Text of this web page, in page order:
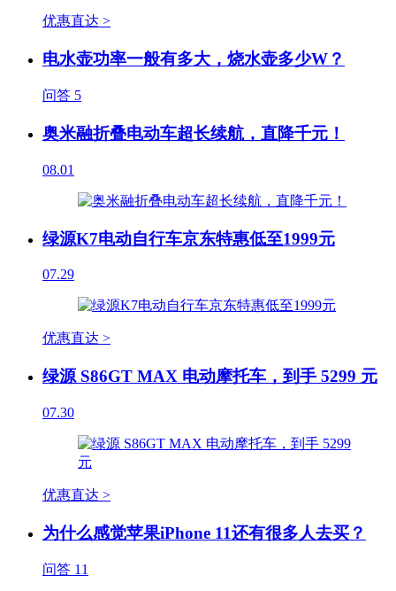
优惠直达 >
电水壶功率一般有多大，烧水壶多少W？
问答 5
奥米融折叠电动车超长续航，直降千元！
08.01
绿源K7电动自行车京东特惠低至1999元
07.29
优惠直达 >
绿源 S86GT MAX 电动摩托车，到手 5299 元
07.30
优惠直达 >
为什么感觉苹果iPhone 11还有很多人去买？
问答 11